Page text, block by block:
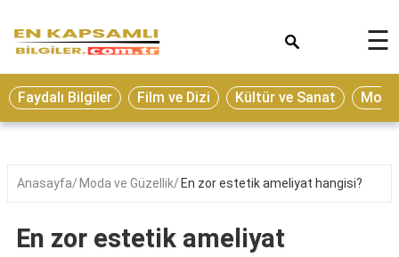
Eğitim
Ekonomi
Seyahat
Oyun
☰
Faydalı Bilgiler Film ve Dizi Kültür ve Sanat
Anasayfa Moda ve Güzellik En zor estetik ameliyat hangisi?
En zor estetik ameliyat